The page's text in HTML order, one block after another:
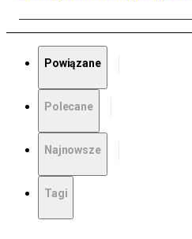
Powiązane
Polecane
Najnowsze
Tagi